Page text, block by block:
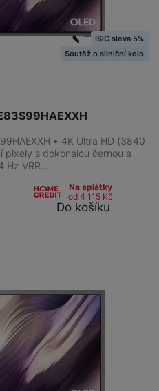
ISIC sleva 5%
Soutěž o silniční kolo
• 4K Ultra HD (3840
pixely s dokonalou černou a
Hz VRR…
Na splátky
od 4 115 Kč
Do košíku